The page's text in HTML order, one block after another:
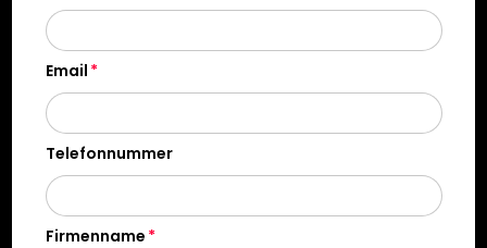
Email
Telefonnummer
Firmenname